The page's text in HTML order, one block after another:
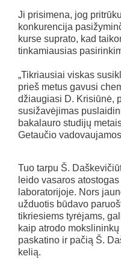
Ji prisimena, jog
konkurencija
kurse suprato, kad
tinkamiausias
„Tikriausiai viskas
prieš metus gavusi
džiaugiasi D. Krisiūnė,
susižavėjimas
bakalauro studijų
Getaučio
Tuo tarpu Š.
leido vasaros
laboratorijoje. Nors
užduotis būdavo
tikriesiems tyrėjams,
kaip atrodo
paskatino ir pačią Š.
kelią.